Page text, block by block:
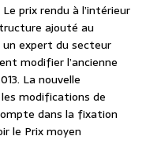
prix rendu à l’intérieur
ajouté au
expert du secteur
modifier l’ancienne
La nouvelle
modifications de
dans la fixation
le Prix moyen